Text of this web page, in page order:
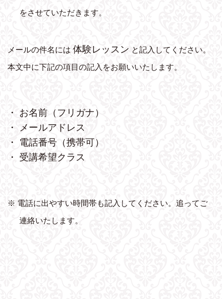
をさせていただきます。
メールの件名には 体験レッスン と記入してください。
本文中に下記の項目の記入をお願いいたします。
・ お名前（フリガナ）
・ メールアドレス
・ 電話番号（携帯可）
・ 受講希望クラス
※ 電話に出やすい時間帯も記入してください。追ってご
連絡いたします。